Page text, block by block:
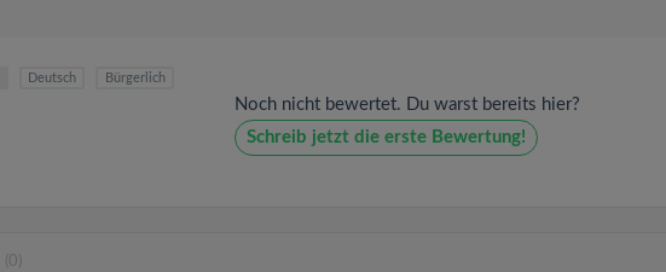
Deutsch Bürgerlich
Noch nicht bewertet. Du warst bereits hier?
Schreib jetzt die erste Bewertung!
(0)